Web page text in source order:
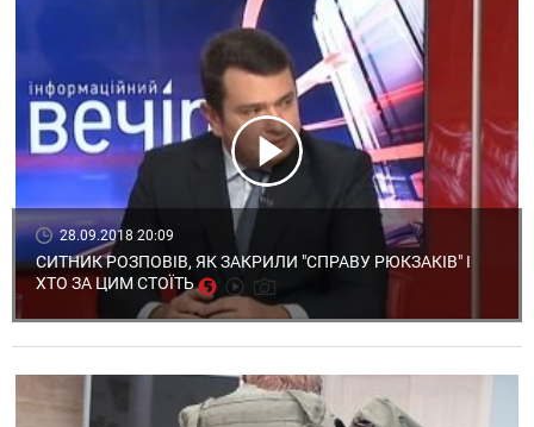
28.09.2018 20:09
СИТНИК РОЗПОВІВ, ЯК ЗАКРИЛИ "СПРАВУ РЮКЗАКІВ" І
ХТО ЗА ЦИМ СТОЇТЬ